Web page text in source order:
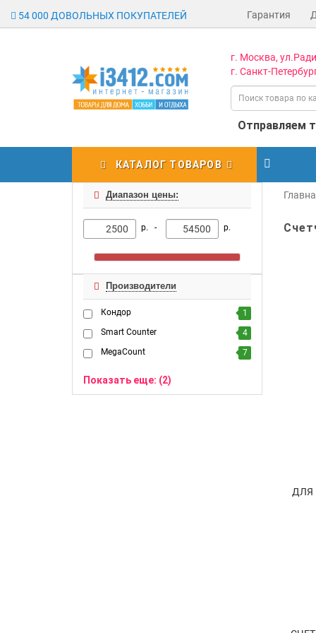
54 000 ДОВОЛЬНЫХ ПОКУПАТЕЛЕЙ Гарантия
г. Москва,
г. Санкт-
Отправляем
КАТАЛОГ ТОВАРОВ
Диапазон цены:
р. - р.
Производители
Кондор
1
Smart Counter
4
MegaCount
7
Показать еще: (2)
ДЛЯ